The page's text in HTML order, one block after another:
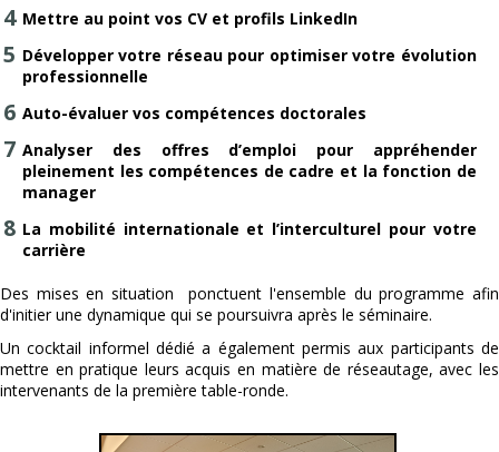
Mettre au point vos CV et profils LinkedIn
Développer votre réseau pour optimiser votre évolution
professionnelle
Auto-évaluer vos compétences doctorales
Analyser des offres d’emploi pour appréhender
pleinement les compétences de cadre et la fonction de
manager
La mobilité internationale et l’interculturel pour votre
carrière
Des mises en situation ponctuent l'ensemble du programme afin
d'initier une dynamique qui se poursuivra après le séminaire.
Un cocktail informel dédié a également permis aux participants de
mettre en pratique leurs acquis en matière de réseautage, avec les
intervenants de la première table-ronde.